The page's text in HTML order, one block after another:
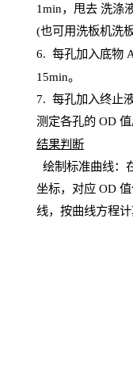
1min，甩去 洗涤
(也可用洗板机洗板
6. 每孔加入底物
15min。
7. 每孔加入终止
测定各孔的 OD 值
结果判断
绘制标准曲线：
坐标，对应OD 值
线，按曲线方程